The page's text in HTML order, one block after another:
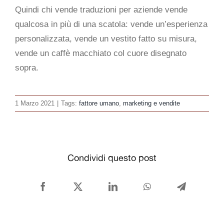
Quindi chi vende traduzioni per aziende vende
qualcosa in più di una scatola: vende un’esperienza
personalizzata, vende un vestito fatto su misura,
vende un caffè macchiato col cuore disegnato
sopra.
1 Marzo 2021 | Tags: fattore umano marketing e vendite
Condividi questo post
FacebookX LinkedInWhatsAppTelegram